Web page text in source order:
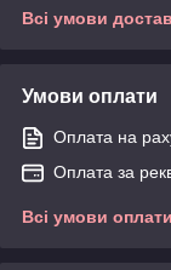
Всі умови
Умови оплати
Оплата на
Оплата за
Всі умови оплати